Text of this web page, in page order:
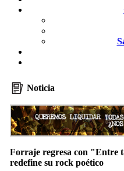
Noticia
Forraje regresa con "Entre
redefine su rock poético